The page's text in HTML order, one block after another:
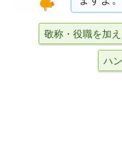
敬称・役職を加え
ハ